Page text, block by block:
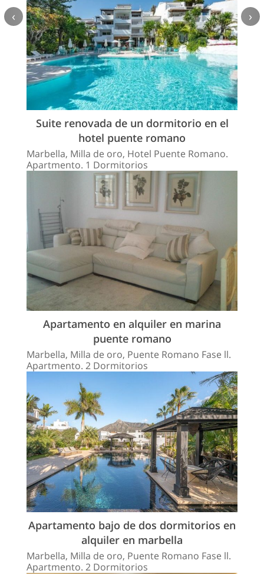
Suite renovada de un dormitorio en el
hotel puente romano
Marbella, Milla de oro, Hotel Puente Romano.
Apartmento. 1 Dormitorios
Apartamento en alquiler en marina
puente romano
Marbella, Milla de oro, Puente Romano Fase ll.
Apartmento. 2 Dormitorios
Apartamento bajo de dos dormitorios en
alquiler en marbella
Marbella, Milla de oro, Puente Romano Fase ll.
Apartmento. 2 Dormitorios
‹ ›